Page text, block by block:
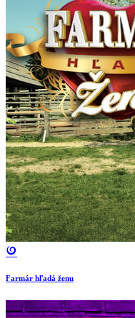
Farmár hľadá ženu